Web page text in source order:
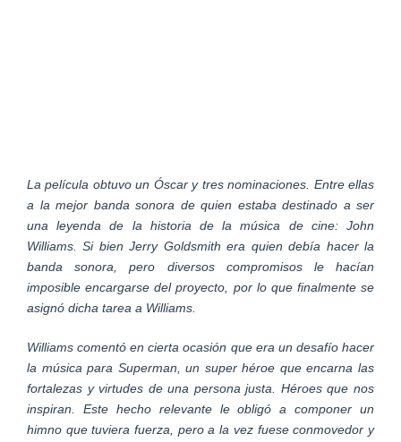
La película obtuvo un Óscar y tres nominaciones. Entre ellas
a la mejor banda sonora de quien estaba destinado a ser
una leyenda de la historia de la música de cine: John
Williams. Si bien Jerry Goldsmith era quien debía hacer la
banda sonora, pero diversos compromisos le hacían
imposible encargarse del proyecto, por lo que finalmente se
asignó dicha tarea a Williams.
Williams comentó en cierta ocasión que era un desafío hacer
la música para Superman, un super héroe que encarna las
fortalezas y virtudes de una persona justa. Héroes que nos
inspiran. Este hecho relevante le obligó a componer un
himno que tuviera fuerza, pero a la vez fuese conmovedor y